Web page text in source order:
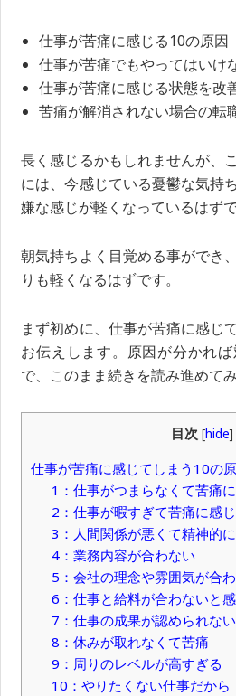
仕事が苦痛に感じる10の原因
仕事が苦痛でもやってはいけ
仕事が苦痛に感じる状態を改
苦痛が解消されない場合の転
長く感じるかもしれませんが、
には、今感じている憂鬱な気持
嫌な感じが軽くなっているはずで
朝気持ちよく目覚める事ができ
りも軽くなるはずです。
まず初めに、仕事が苦痛に感じ
お伝えします。原因が分かれ
で、このまま続きを読み進めてみ
目次 [hide]
仕事が苦痛に感じてしまう10の
1：仕事がつまらなくて苦痛
2：仕事が暇すぎて苦痛に感
3：人間関係が悪くて精神的
4：業務内容が合わない
5：会社の理念や雰囲気が合
6：仕事と給料が合わないと
7：仕事の成果が認められない
8：休みが取れなくて苦痛
9：周りのレベルが高すぎる
10：やりたくない仕事だから